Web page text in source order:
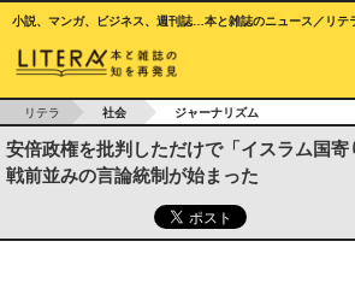
小説、マンガ、ビジネス、週刊誌…本と雑誌のニュース／リテ
リテラ 社会 ジャーナリズム
安倍政権を批判しただけで「イスラム国寄
戦前並みの言論統制が始まった